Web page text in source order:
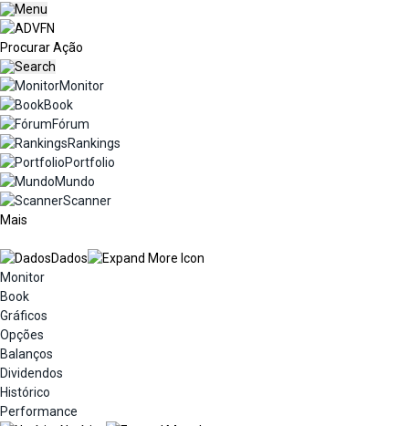
Monitor
Book
Fórum
Rankings
Portfolio
Mundo
Scanner
Mais
Dados
Monitor
Book
Gráficos
Opções
Balanços
Dividendos
Histórico
Performance